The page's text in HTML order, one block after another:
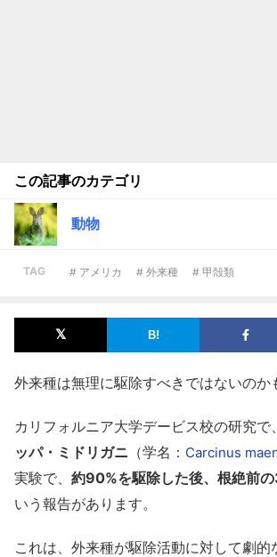
この記事のカテゴリ
動物
TAG # アメリカ # 外来種 # 甲殻類
外来種は無理に駆除すべきではないのか
カリフォルニア大学デービス校の研究で
ッパ・ミドリガニ （学名： Carcinus
実験で、 約90%を駆除した後、根絶前
いう報告があります。
これは、外来種が駆除活動に対して劇的